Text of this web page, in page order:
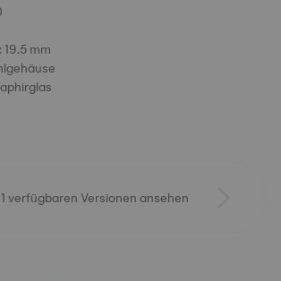
mm
verfügbaren Versionen ansehen